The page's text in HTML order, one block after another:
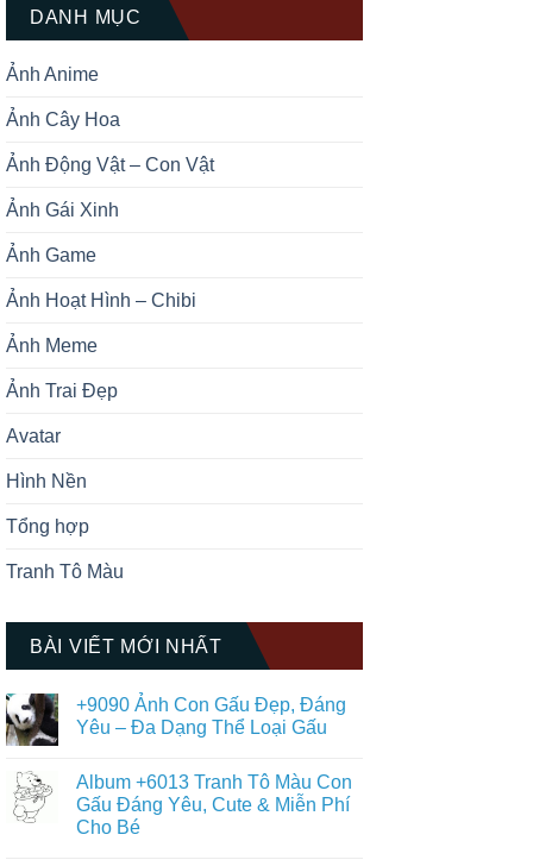
DANH MỤC
Ảnh Anime
Ảnh Cây Hoa
Ảnh Động Vật – Con Vật
Ảnh Gái Xinh
Ảnh Game
Ảnh Hoạt Hình – Chibi
Ảnh Meme
Ảnh Trai Đẹp
Avatar
Hình Nền
Tổng hợp
Tranh Tô Màu
BÀI VIẾT MỚI NHẤT
+9090 Ảnh Con Gấu Đẹp, Đáng
Yêu – Đa Dạng Thể Loại Gấu
bình
luận
ở
+9090
Album +6013 Tranh Tô Màu Con
Gấu Đáng Yêu, Cute & Miễn Phí
Cho Bé